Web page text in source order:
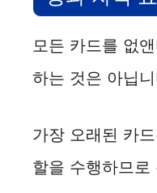
모든 카드를 없
하는 것은 아닙
가장 오래된 카
할을 수행하므로